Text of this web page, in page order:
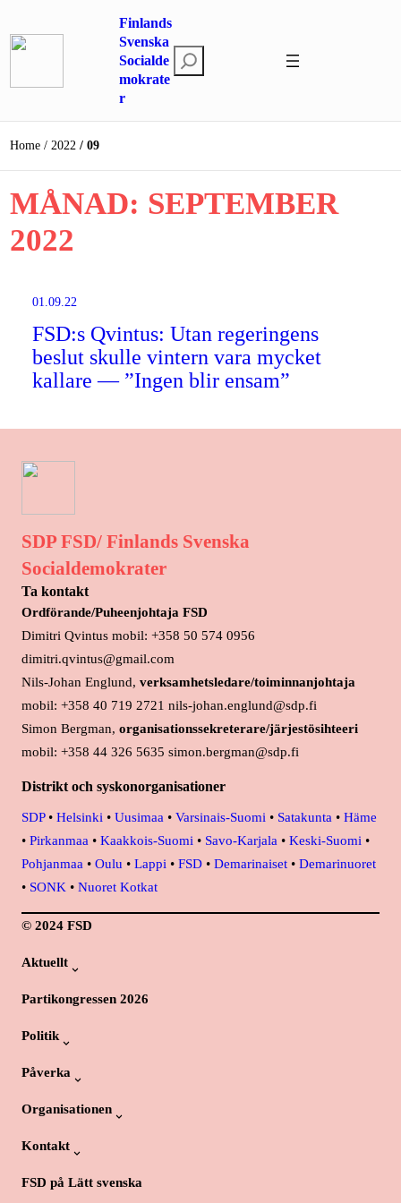
till
Finlands
Svenska
Socialde
mokrate
r
ö
Home 2022 09
MÅNAD: SEPTEMBER
2022
01.09.22
FSD:s Qvintus: Utan regeringens
beslut skulle vintern vara mycket
kallare — ”Ingen blir ensam”
SDP FSD/ Finlands Svenska
Socialdemokrater
Ta kontakt
Ordförande/Puheenjohtaja FSD
Dimitri Qvintus mobil: +358 50 574 0956
dimitri.qvintus@gmail.com
Nils-Johan Englund, verksamhetsledare/toiminnanjohtaja
mobil: +358 40 719 2721 nils-johan.englund@sdp.fi
Simon Bergman, organisationssekreterare/järjestösihteeri
mobil: +358 44 326 5635 simon.bergman@sdp.fi
Distrikt och syskonorganisationer
SDP• Helsinki • Uusimaa • Varsinais-Suomi • Satakunta • Häme
• Pirkanmaa • Kaakkois-Suomi • Savo-Karjala • Keski-Suomi •
Pohjanmaa • Oulu • Lappi • FSD • Demarinaiset • Demarinuoret
• SONK • Nuoret Kotkat
© 2024 FSD
Aktuellt
Partikongressen 2026
Politik
Påverka
Organisationen
Kontakt
FSD på Lätt svenska